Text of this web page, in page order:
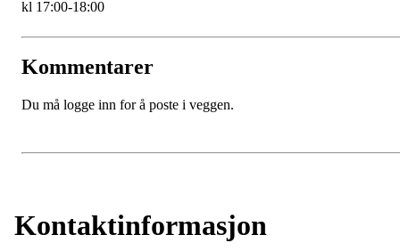
kl 17:00-18:00
Kommentarer
Du må logge inn for å poste i veggen.
Kontaktinformasjon